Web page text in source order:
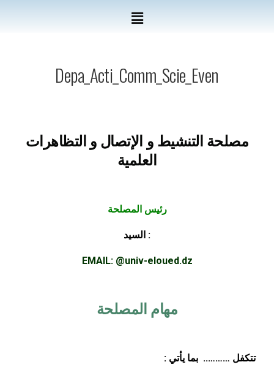
Depa_Acti_Comm_Scie_Even
مصلحة التنشيط و اﻹتصال و التظاهرات
العلمية
رئيس المصلحة
السيد :
EMAIL: @univ-eloued.dz
مهام المصلحة
تتكفل ……….. بما يأتي :